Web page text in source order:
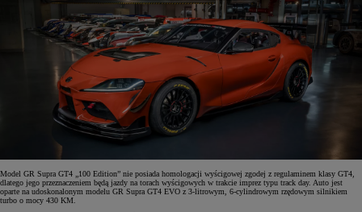
Model GR Supra GT4 „100 Edition” nie posiada homologacji wyścigowej zgodej z regulaminem klasy GT4,
dlatego jego przeznaczeniem będą jazdy na torach wyścigowych w trakcie imprez typu track day. Auto jest
oparte na udoskonalonym modelu GR Supra GT4 EVO z 3-litrowym, 6-cylindrowym rzędowym silnikiem
turbo o mocy 430 KM.